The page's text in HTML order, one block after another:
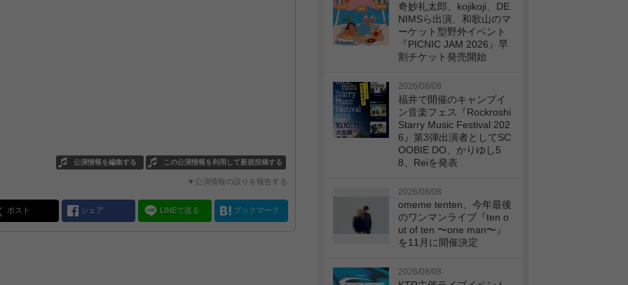
この公演情報を利用して新規投稿する
公演情報を編集する
▼公演情報の誤りを報告する
ポスト シェア LINEで送る ブックマーク
奇妙礼太郎、kojikoji、DE
NIMSら出演、和歌山のマ
ーケット型野外イベント
『PICNIC JAM 2026』早
割チケット発売開始
2026/08/08
福井で開催のキャンプイ
ン音楽フェス『Rockroshi
Starry Music Festival 202
6』第3弾出演者としてSC
OOBIE DO、かりゆし5
8、Reiを発表
2026/08/08
omeme tenten、今年最後
のワンマンライブ『ten o
ut of ten 〜one man〜』
を11月に開催決定
2026/08/08